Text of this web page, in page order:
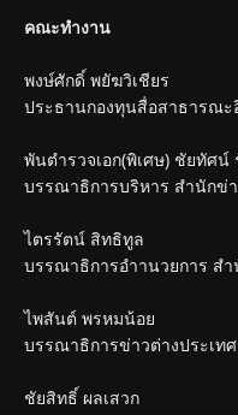
คณะทำงาน
พงษ์ศักดิ์ พยัฆวิเชียร
ประธานกองทุนสื่อสาธารณ
พันตำรวจเอก(พิเศษ) ชัยทัศ
บรรณาธิการบริหาร สำนักข่
ไตรรัตน์ สิทธิทูล
บรรณาธิการอำานวยการ ส
ไพสันต์ พรหมน้อย
บรรณาธิการข่าวต่างประเท
ชัยสิทธิ์ ผลเสวก